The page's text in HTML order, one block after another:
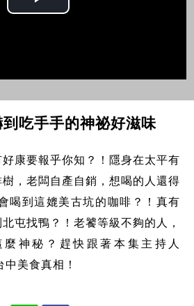
Play
到吃手手的神祕好滋味
康要報乎你知？！隱身在太平有
，老闆自產自銷，想喝的人還得
喝到這媲美古坑的咖啡？！真有
屯找鴨？！老饕等級不夠的人，
神秘？趕快跟著本集主持人
美食真相！